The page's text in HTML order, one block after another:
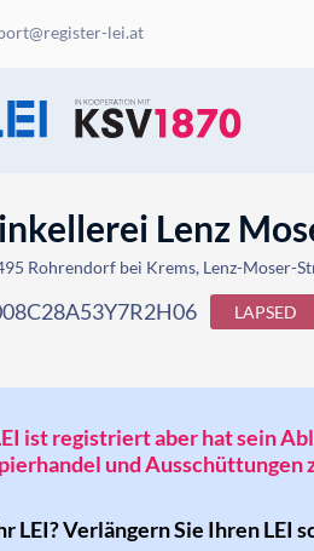
lei.at
Lenz
Rohrendorf bei Krems, Lenz-Moser-
LAPSED
ist registriert aber hat sein
und Ausschüttungen
LEI? Verlängern Sie Ihren LEI